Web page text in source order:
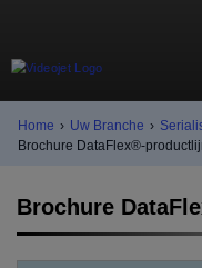
Home › Uw Branche ›
Brochure DataFlex®-
Brochure